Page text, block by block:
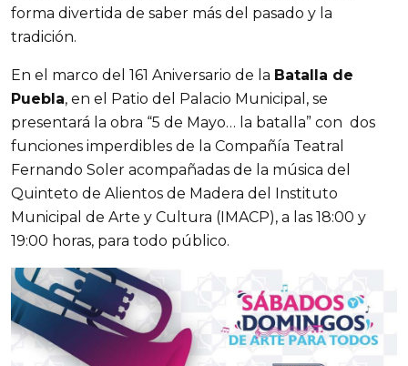
forma divertida de saber más del pasado y la
tradición.
En el marco del 161 Aniversario de la Batalla de
Puebla, en el Patio del Palacio Municipal, se
presentará la obra “5 de Mayo… la batalla” con dos
funciones imperdibles de la Compañía Teatral
Fernando Soler acompañadas de la música del
Quinteto de Alientos de Madera del Instituto
Municipal de Arte y Cultura (IMACP), a las 18:00 y
19:00 horas, para todo público.